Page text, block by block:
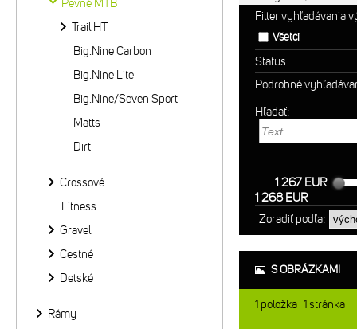
Filter vyhľadávania
Všetci
Status
Podrobné
Hľadať:
1 267 EUR
1 268 EUR
Zoradiť podľa:
S OBRÁZKAMI
1 položka 1stránka
Pevné MTB
Trail HT
Big.Nine Carbon
Big.Nine Lite
Big.Nine/Seven Sport
Matts
Dirt
Crossové
Fitness
Gravel
Cestné
Detské
Rámy